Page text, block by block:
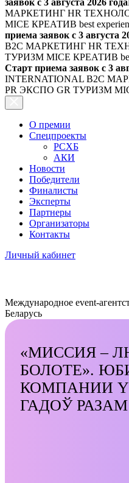
заявок с 3 августа 2026 года
МАРКЕТИНГ HR
MICE КРЕАТИВ best
приема заявок с 3 августа
B2C МАРКЕТИНГ HR
ТУРИЗМ MICE КРЕАТИВ
Старт приема заявок с 3
INTERNATIONAL B2C
PR ЭКСПО GR ТУРИЗМ
О премии
Спецпроекты
РСХБ
АКИ
Новости
Победители
Финалисты
Эксперты
Партнеры
Организаторы
Контакты
Личный кабинет
Международное event-
Беларусь
«МИССИЯ –
БОЛОТЕ».
КОМПАНИИ
ГАДОЎ